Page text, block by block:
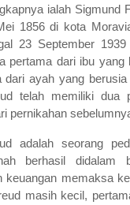
ialah Sigmund
1856 di kota
23 September
pertama dari ibu yang
dari ayah yang
telah memiliki dua
pernikahan
adalah seorang
berhasil didalam
keuangan memaksa
masih kecil,